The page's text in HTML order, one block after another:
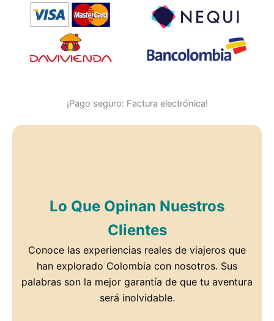
¡Pago seguro: Factura electrónica!
Lo Que Opinan Nuestros
Clientes
Conoce las experiencias reales de viajeros que
han explorado Colombia con nosotros. Sus
palabras son la mejor garantía de que tu aventura
será inolvidable.